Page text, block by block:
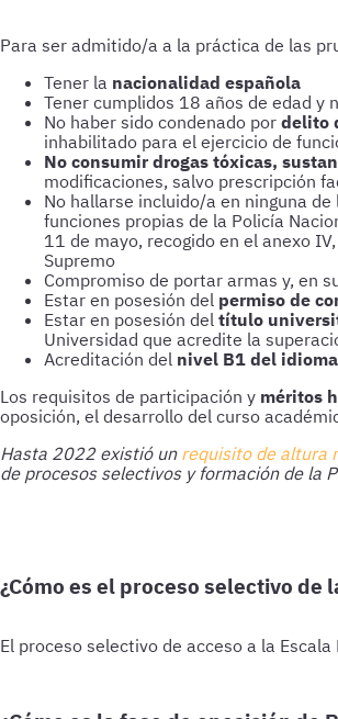
Para ser admitido/a a la práctica de las
Tener la nacionalidad española
Tener cumplidos 18 años de edad y
No haber sido condenado por delito
inhabilitado para el ejercicio de
No consumir drogas tóxicas,
modificaciones, salvo prescripción
No hallarse incluido/a en ninguna
funciones propias de la Policía
11 de mayo, recogido en el anexo
Supremo
Compromiso de portar armas y, en
Estar en posesión del permiso de
Estar en posesión del título
Universidad que acredite la
Acreditación del nivel B1 del
Los requisitos de participación y méritos
oposición, el desarrollo del curso
Hasta 2022 existió un requisito de altura
de procesos selectivos y formación de la
¿Cómo es el proceso selectivo de
El proceso selectivo de acceso a la